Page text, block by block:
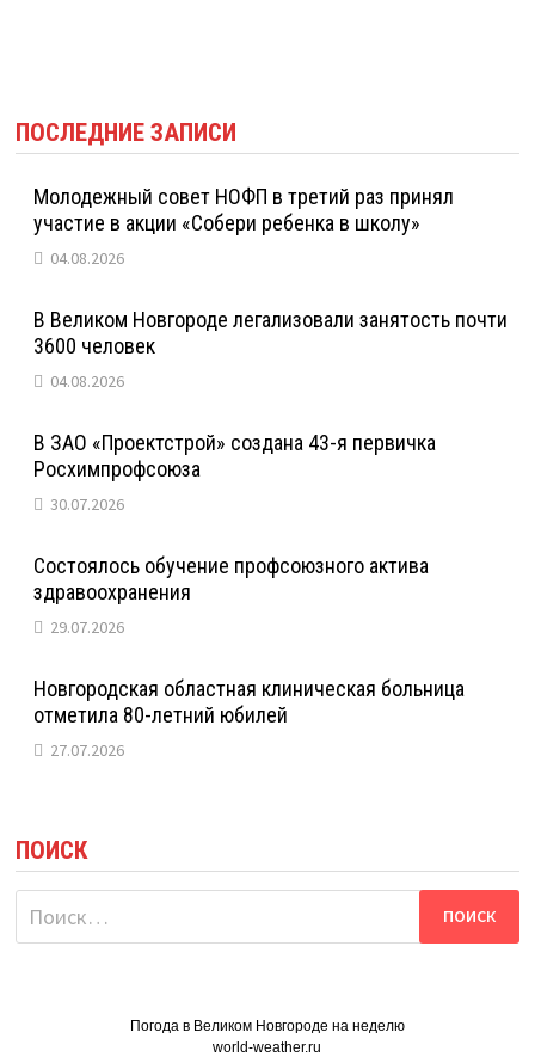
ПОСЛЕДНИЕ ЗАПИСИ
Молодежный совет НОФП в третий раз принял
участие в акции «Собери ребенка в школу»
04.08.2026
В Великом Новгороде легализовали занятость почти
3600 человек
04.08.2026
В ЗАО «Проектстрой» создана 43-я первичка
Росхимпрофсоюза
30.07.2026
Состоялось обучение профсоюзного актива
здравоохранения
29.07.2026
Новгородская областная клиническая больница
отметила 80-летний юбилей
27.07.2026
ПОИСК
Найти:
Погода в Великом Новгороде на неделю
world-weather.ru